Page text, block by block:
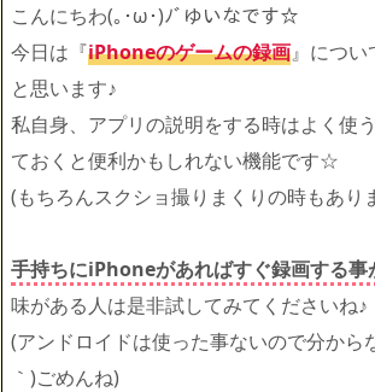
こんにちわ(｡･ω･)ﾉﾞゆいなです☆
今日は『iPhoneのゲームの録画』につい
と思います♪
私自身、アプリの説明をする時はよく使
ておくと便利かもしれない機能です☆
(もちろんスクショ撮りまくりの時もあり
手持ちにiPhoneがあればすぐ録画する事
味がある人は是非試してみてくださいね♪
(アンドロイドは使った事ないので分から
｀)ごめんね)